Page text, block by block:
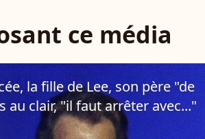
ce média
la fille de Lee, son père "de
au clair, "il faut arrêter avec..."